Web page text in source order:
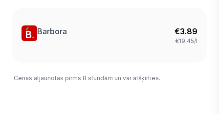
Barbora €3.89
€19.45/l
Cenas atjaunotas pirms 8 stundām un var atšķirties.